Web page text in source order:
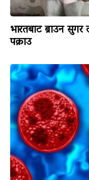
भारतबाट ब्राउन
पक्राउ